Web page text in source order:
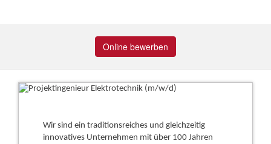
Online bewerben
Wir sind ein traditionsreiches und gleichzeitig
innovatives Unternehmen mit über 100 Jahren